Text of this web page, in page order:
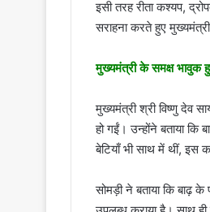
इसी तरह रीता कश्यप,
सराहना करते हुए
मुख्यमंत्री के समक्ष भावुक
मुख्यमंत्री श्री विष्णु देव
हो गईं। उन्होंने बताया
बेटियाँ भी साथ में थीं, इस
सोमड़ी ने बताया कि बाढ़